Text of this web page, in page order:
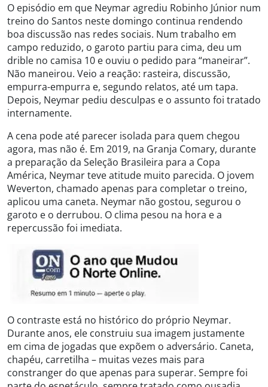
O episódio em que Neymar agrediu Robinho Júnior num
treino do Santos neste domingo continua rendendo
boa discussão nas redes sociais. Num trabalho em
campo reduzido, o garoto partiu para cima, deu um
drible no camisa 10 e ouviu o pedido para “maneirar”.
Não maneirou. Veio a reação: rasteira, discussão,
empurra-empurra e, segundo relatos, até um tapa.
Depois, Neymar pediu desculpas e o assunto foi tratado
internamente.
A cena pode até parecer isolada para quem chegou
agora, mas não é. Em 2019, na Granja Comary, durante
a preparação da Seleção Brasileira para a Copa
América, Neymar teve atitude muito parecida. O jovem
Weverton, chamado apenas para completar o treino,
aplicou uma caneta. Neymar não gostou, segurou o
garoto e o derrubou. O clima pesou na hora e a
repercussão foi imediata.
O contraste está no histórico do próprio Neymar.
Durante anos, ele construiu sua imagem justamente
em cima de jogadas que expõem o adversário. Caneta,
chapéu, carretilha – muitas vezes mais para
constranger do que apenas para superar. Sempre foi